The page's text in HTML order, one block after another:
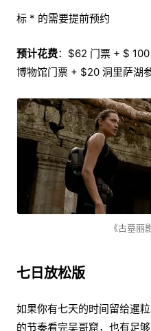
标 * 的需要提前预约
预计花费：$62 门票 + $
博物馆门票 + $20 洞里萨湖
《古墓丽
七日放松版
如果你有七天的时间留给暹
的节奏看完吴哥窟，也有足